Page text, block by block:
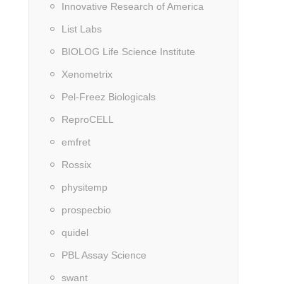
Innovative Research of America
List Labs
BIOLOG Life Science Institute
Xenometrix
Pel-Freez Biologicals
ReproCELL
emfret
Rossix
physitemp
prospecbio
quidel
PBL Assay Science
swant